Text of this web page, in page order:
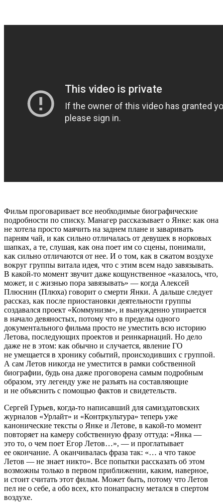
Фильм проговаривает все необходимые биографические
подробности по списку. Манагер рассказывает о Янке: как она
не хотела просто маячить на заднем плане и заваривать
парням чай, и как сильно отличалась от девушек в норковых
шапках, а те, слушая, как она поет им со сцены, понимали,
как сильно отличаются от нее. И о том, как в сжатом воздухе
вокруг группы витала идея, что с этим всем надо завязывать.
В какой-то момент звучит даже кощунственное «казалось, что,
может, и с жизнью пора завязывать» — когда Алексей
Плюснин (Плюха) говорит о смерти Янки. А дальше следует
рассказ, как после приостановки деятельности группы
создавался проект «Коммунизм», и вынужденно упирается
в начало девяностых, потому что в пределы одного
документального фильма просто не уместить всю историю
Летова, последующих проектов и реинкарнаций. Но дело
даже не в этом: как обычно и случается, явление ГО
не умещается в хронику событий, происходивших с группой.
А сам Летов никогда не уместится в рамки собственной
биографии, будь она даже проговорена самым подробным
образом, эту легенду уже не разъять на составляющие
и не объяснить с помощью фактов и свидетельств.
Сергей Гурьев, когда-то написавший для самиздатовских
журналов «Урлайт» и «Контркультура» теперь уже
канонические тексты о Янке и Летове, в какой-то момент
повторяет на камеру собственную фразу оттуда: «Янка —
это то, о чем поет Егор Летов…», — и проглатывает
ее окончание. А оканчивалась фраза так: «… а что такое
Летов — не знает никто». Все попытки рассказать об этом
возможны только в первом приближении, каким, наверное,
и стоит считать этот фильм. Может быть, потому что Летов
пел не о себе, а обо всех, кто понапрасну метался в спертом
воздухе.